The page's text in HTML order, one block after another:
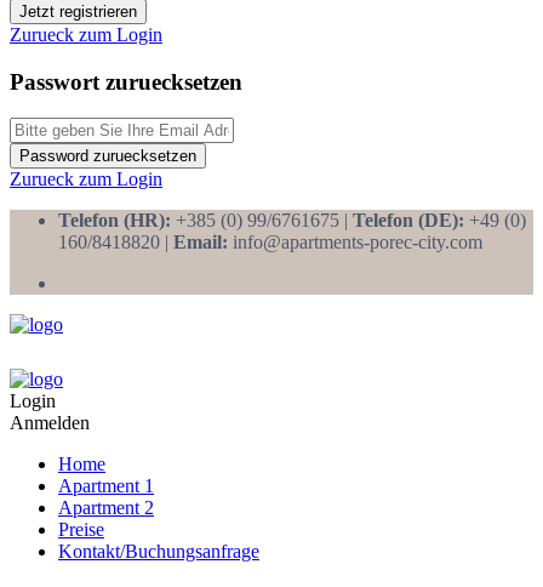
Jetzt registrieren
Zurueck zum Login
Passwort zuruecksetzen
Password zuruecksetzen
Zurueck zum Login
Telefon (HR): +385 (0) 99/6761675 | Telefon (DE): +49 (0)
160/8418820 | Email: info@apartments-porec-city.com
Login
Anmelden
Home
Apartment 1
Apartment 2
Preise
Kontakt/Buchungsanfrage